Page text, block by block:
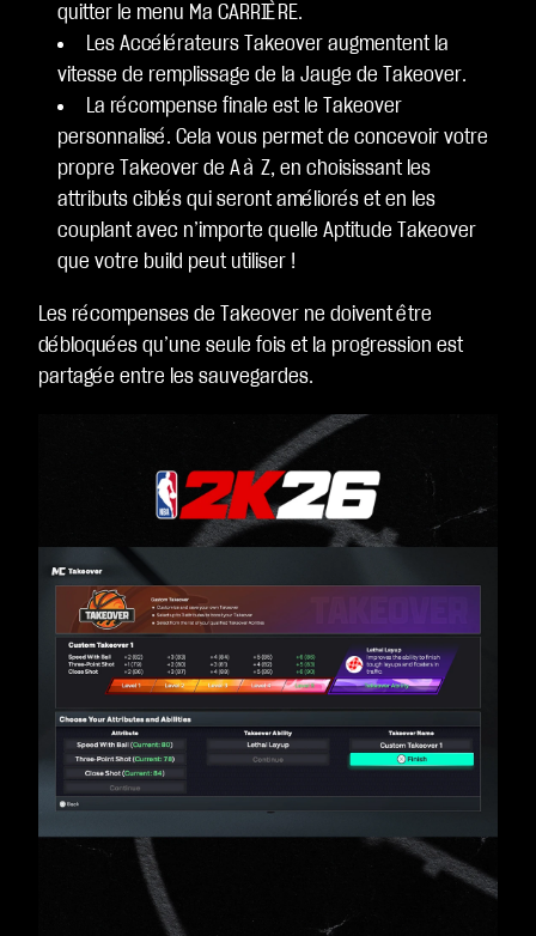
quitter le menu Ma CARRIÈRE.
Les Accélérateurs Takeover augmentent la
vitesse de remplissage de la Jauge de Takeover.
La récompense finale est le Takeover
personnalisé. Cela vous permet de concevoir votre
propre Takeover de A à Z, en choisissant les
attributs ciblés qui seront améliorés et en les
couplant avec n’importe quelle Aptitude Takeover
que votre build peut utiliser !
Les récompenses de Takeover ne doivent être
débloquées qu’une seule fois et la progression est
partagée entre les sauvegardes.